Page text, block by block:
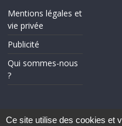
Mentions légales et
vie privée
Publicité
Qui sommes-nous
?
Ce site utilise des cookies et